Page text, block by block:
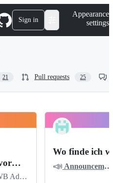
Sign in
Appearance
settings
21 Pull requests 25
openWB Admin
Wo finde ich
📣 Announcements